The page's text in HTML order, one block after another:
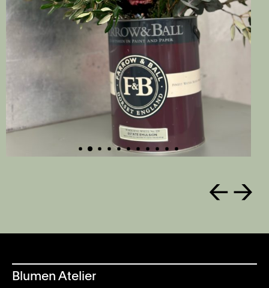
→
←
Blumen Atelier